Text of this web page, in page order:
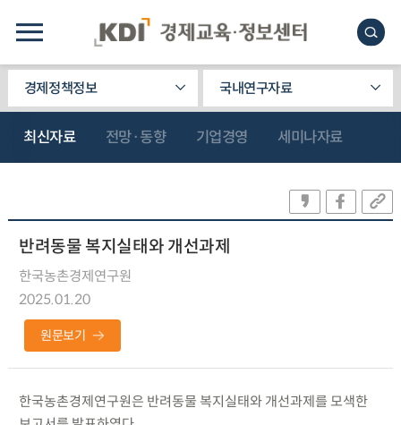
경제정책정보 국내연구자료
최신자료 전망·동향 기업경영 세미나자료
반려동물 복지실태와 개선과제
한국농촌경제연구원
2025.01.20
원문보기
한국농촌경제연구원은 반려동물 복지실태와 개선과제를 모색한